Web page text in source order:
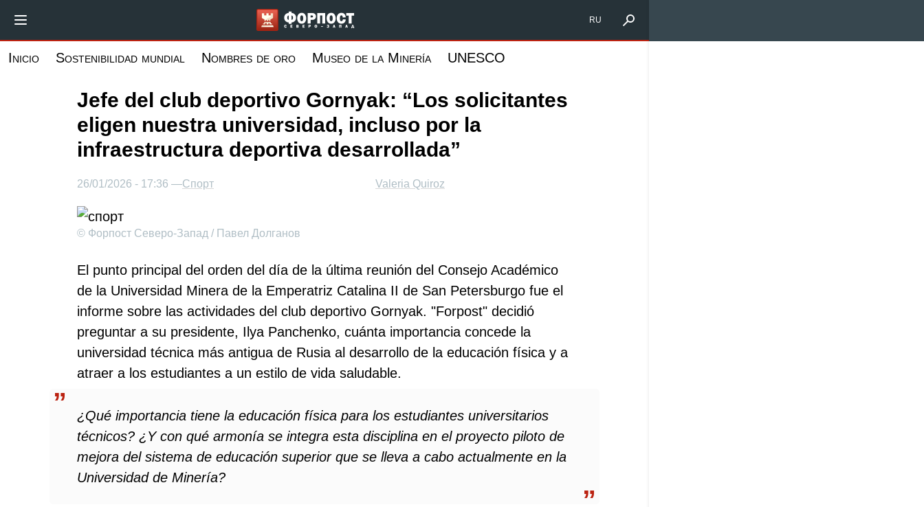
contenido
Форпост Северо-Запад RU
Inicio Sostenibilidad mundial Nombres de oro Museo de la Minería UNESCO
Jefe del club deportivo Gornyak: “Los solicitantes
eligen nuestra universidad, incluso por la
infraestructura deportiva desarrollada”
Valeria Quiroz
26/01/2026 - 17:36 —Спорт
© Форпост Северо-Запад / Павел Долганов
El punto principal del orden del día de la última reunión del Consejo Académico
de la Universidad Minera de la Emperatriz Catalina II de San Petersburgo fue el
informe sobre las actividades del club deportivo Gornyak. "Forpost" decidió
preguntar a su presidente, Ilya Panchenko, cuánta importancia concede la
universidad técnica más antigua de Rusia al desarrollo de la educación física y a
atraer a los estudiantes a un estilo de vida saludable.
¿Qué importancia tiene la educación física para los estudiantes universitarios
técnicos? ¿Y con qué armonía se integra esta disciplina en el proyecto piloto de
mejora del sistema de educación superior que se lleva a cabo actualmente en la
Universidad de Minería?